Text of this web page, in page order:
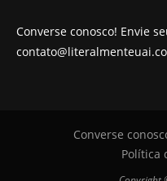
Converse conosco! Envie
Converse
Política